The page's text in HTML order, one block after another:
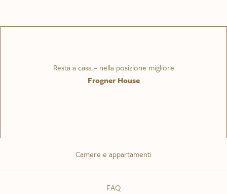
Camere e appartamenti
FAQ
Resta a casa – nella posizione migliore
Frogner House